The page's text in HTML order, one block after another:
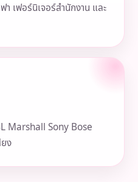
า เฟอร์นิเจอร์สำนักงาน และ
Marshall Sony Bose
ง